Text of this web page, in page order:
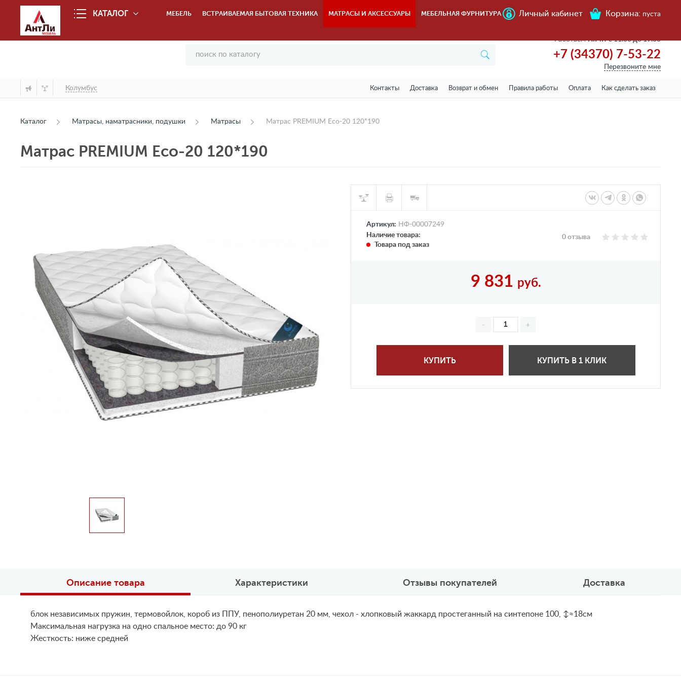
КАТАЛОГ МЕБЕЛЬ ВСТРАИВАЕМАЯ БЫТОВАЯ ТЕХНИКА МАТРАСЫ И АКСЕССУАРЫ МЕБЕЛЬНАЯ ФУРНИТУРА Личный кабинет Корзина: пуста
РаботаемПн-пт с 11.00 до 19.00
+7 (34370) 7-53-22
Перезвоните мне
Колумбус Контакты Доставка Возврат и обмен Правила работы Оплата Как сделать заказ
Каталог Матрасы, наматрасники, подушки Матрасы Матрас PREMIUM Eco-20 120*190
Матрас PREMIUM Eco-20 120*190
Артикул: НФ-00007249
Наличие товара:
Товара под заказ
0 отзыва
9 831 руб.
КУПИТЬ КУПИТЬ В 1 КЛИК
Описание товара Характеристики Отзывы покупателей Доставка
блок независимых пружин, термовойлок, короб из ППУ, пенополиуретан 20 мм, чехол - хлопковый жаккард простеганный на синтепоне 100, ↕≈18см
Maксимальная нагрузка на одно спальное место: до 90 кг
Жесткость: ниже средней